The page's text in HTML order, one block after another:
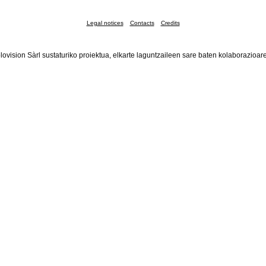
Legal notices Contacts Credits
Sàrl sustaturiko proiektua, elkarte laguntzaileen sare baten